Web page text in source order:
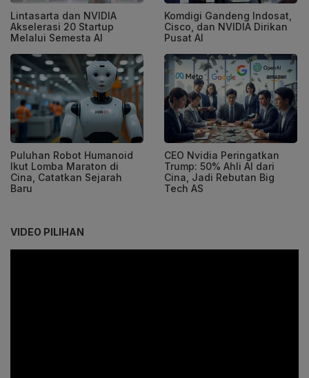
Lintasarta dan NVIDIA
Akselerasi 20 Startup
Melalui Semesta AI
Komdigi Gandeng Indosat,
Cisco, dan NVIDIA Dirikan
Pusat AI
Puluhan Robot Humanoid
Ikut Lomba Maraton di
Cina, Catatkan Sejarah
Baru
CEO Nvidia Peringatkan
Trump: 50% Ahli AI dari
Cina, Jadi Rebutan Big
Tech AS
VIDEO PILIHAN